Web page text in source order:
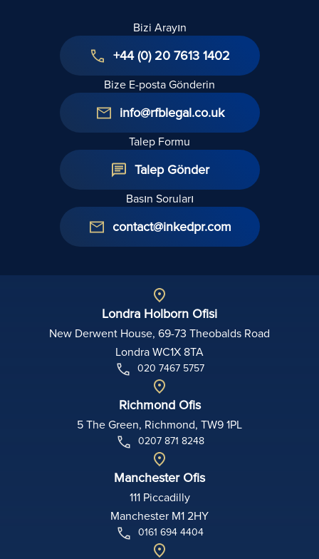
Bizi Arayın
+44 (0) 20 7613 1402
Bize E-posta Gönderin
info@rfblegal.co.uk
Talep Formu
Talep Gönder
Basın Soruları
contact@inkedpr.com
Londra Holborn Ofisi
New Derwent House, 69-73 Theobalds Road
Londra WC1X 8TA
020 7467 5757
Richmond Ofis
5 The Green, Richmond, TW9 1PL
0207 871 8248
Manchester Ofis
111 Piccadilly
Manchester M1 2HY
0161 694 4404